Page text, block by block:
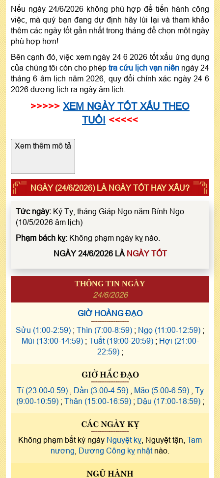
Nếu ngày 24/6/2026 không phù hợp để tiến hành công
việc, mà quý bạn đang dự định hãy lùi lại và tham khảo
thêm các ngày tốt gần nhất trong tháng để chọn một ngày
phù hợp hơn!
Bên cạnh đó, việc xem ngày 24 6 2026 tốt xấu ứng dụng
của chúng tôi còn cho phép tra cứu lịch vạn niên ngày 24
tháng 6 âm lịch năm 2026, quy đổi chính xác ngày 24 6
2026 dương lịch ra ngày âm lịch.
>>>>> XEM NGÀY TỐT XẤU THEO
TUỔI <<<<<
Xem thêm mô tả
NGÀY (24/6/2026) LÀ NGÀY TỐT HAY XẤU?
Tức ngày: Kỷ Tỵ, tháng Giáp Ngọ năm Bính Ngọ
(10/5/2026 âm lịch)
Phạm bách kỵ: Không phạm ngày kỵ nào.
NGÀY 24/6/2026 LÀ NGÀY TỐT
THÔNG TIN NGÀY
24/6/2026
GIỜ HOÀNG ĐẠO
Sửu (1:00-2:59) ; Thìn (7:00-8:59) ; Ngọ (11:00-12:59) ;
Mùi (13:00-14:59); Tuất (19:00-20:59); Hợi (21:00-
22:59);
GIỜ HẮC ĐẠO
Tí (23:00-0:59); Dần (3:00-4:59); Mão (5:00-6:59); Tỵ
(9:00-10:59); Thân (15:00-16:59); Dậu (17:00-18:59);
CÁC NGÀY KỴ
Không phạm bất kỳ ngày Nguyệt kỵ , Nguyệt tận, Tam
nương Dương Công kỵ nhậtnào.
NGŨ HÀNH